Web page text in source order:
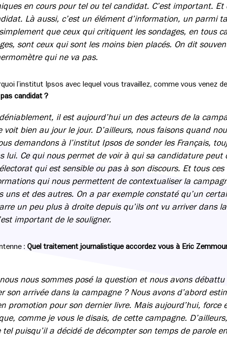
en cours pour tel ou tel candidat. C’est important. Et
Là aussi, c’est un élément d’information, un parmi
que ceux qui critiquent les sondages, en tous
sont ceux qui sont les moins bien placés. On dit
qui ne va pas.
l’institut Ipsos avec lequel vous travaillez, comme vous venez de
candidat ?
il est aujourd’hui un des acteurs de la
bien au jour le jour. D’ailleurs, nous faisons quand
demandons à l’institut Ipsos de sonder les Français,
lui. Ce qui nous permet de voir à qui sa candidature peut
qui est sensible ou pas à son discours. Et tous ces
qui nous permettent de contextualiser la
uns et des autres. On a par exemple constaté qu’un
un peu plus à droite depuis qu’ils ont vu arriver dans la
important de le souligner.
: Quel traitement journalistique accordez vous à Eric
nous sommes posé la question et nous avons débattu
son arrivée dans la campagne ? Nous avons d’abord
promotion pour son dernier livre. Mais aujourd’hui, force
comme je vous le disais, de cette campagne.
tel puisqu’il a décidé de décompter son temps de parole